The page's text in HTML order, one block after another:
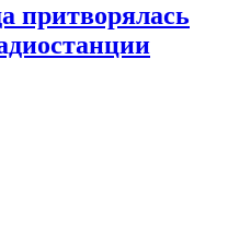
притворялась